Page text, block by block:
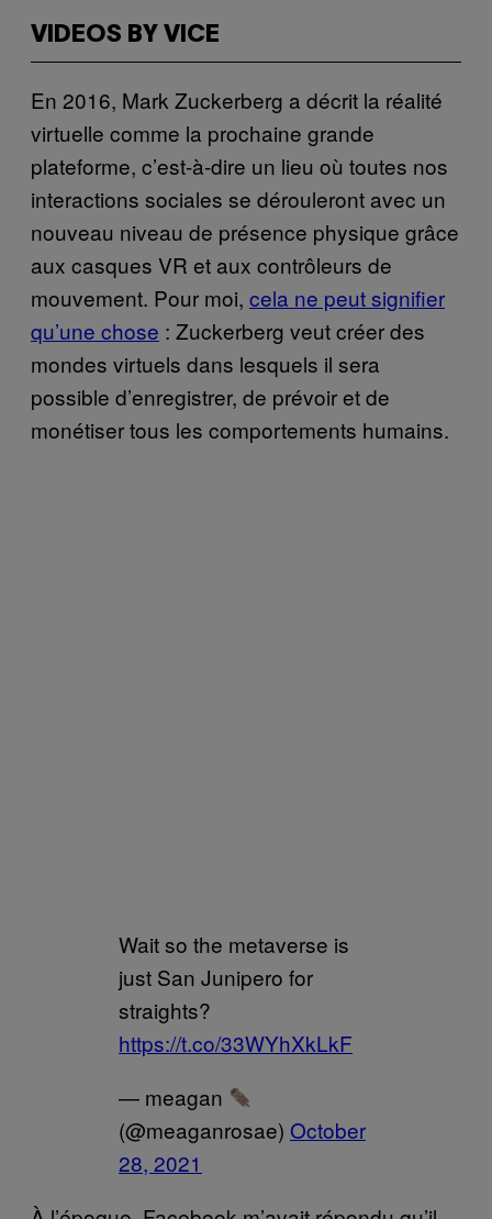
VIDEOS BY VICE
En 2016, Mark Zuckerberg a décrit la réalité
virtuelle comme la prochaine grande
plateforme, c’est-à-dire un lieu où toutes nos
interactions sociales se dérouleront avec un
nouveau niveau de présence physique grâce
aux casques VR et aux contrôleurs de
mouvement. Pour moi, cela ne peut signifier
qu’une chose : Zuckerberg veut créer des
mondes virtuels dans lesquels il sera
possible d’enregistrer, de prévoir et de
monétiser tous les comportements humains.
Wait so the metaverse is
just San Junipero for
straights?
https://t.co/33WYhXkLkF
— meagan
(@meaganrosae) October
28, 2021